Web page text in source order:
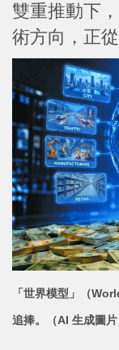
雙重推動下
術方向，正
「世界模型」（
追捧。（AI 生成圖片